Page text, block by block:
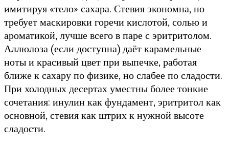
имитируя «тело» сахара. Стевия экономна, но
требует маскировки горечи кислотой, солью и
ароматикой, лучше всего в паре с эритритолом.
Аллюлоза (если доступна) даёт карамельные
ноты и красивый цвет при выпечке, работая
ближе к сахару по физике, но слабее по сладости.
При холодных десертах уместны более тонкие
сочетания: инулин как фундамент, эритритол как
основной, стевия как штрих к нужной высоте
сладости.